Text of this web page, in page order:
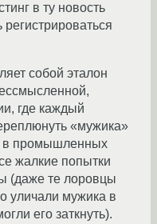
в ту новость
собой эталон
где каждый
«мужика»
в промышленных
жалкие попытки
(даже те лоровцы
уличали мужика в
его заткнуть).